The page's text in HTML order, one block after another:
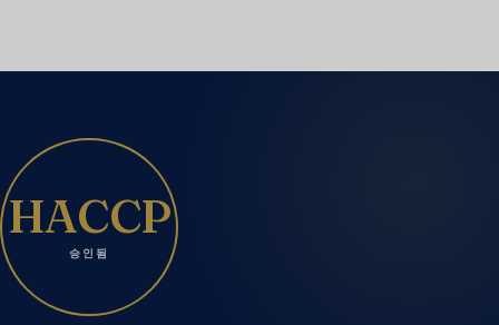
HACCP
승인됨